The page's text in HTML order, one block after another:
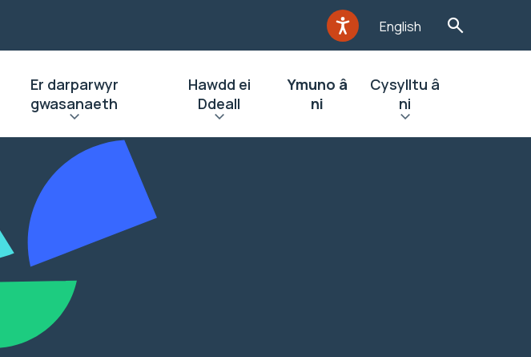
English
Er darparwyr
gwasanaeth
Hawdd ei
Ddeall
Ymuno â
ni
Cysylltu â
ni